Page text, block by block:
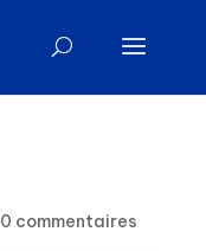
0 commentaires